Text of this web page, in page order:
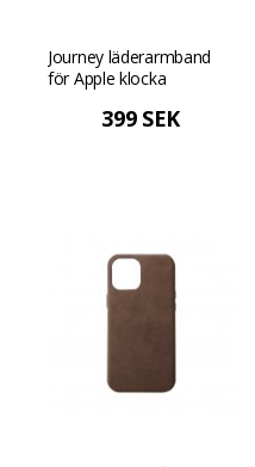
Journey läderarmband
för Apple klocka
399 SEK